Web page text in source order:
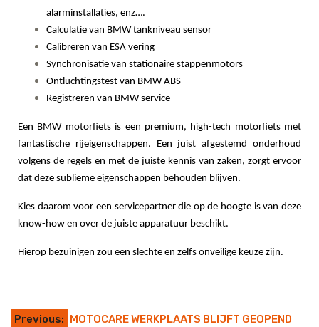
alarminstallaties, enz….
Calculatie van BMW tankniveau sensor
Calibreren van ESA vering
Synchronisatie van stationaire stappenmotors
Ontluchtingstest van BMW ABS
Registreren van BMW service
Een BMW motorfiets is een premium, high-tech motorfiets met
fantastische rijeigenschappen. Een juist afgestemd onderhoud
volgens de regels en met de juiste kennis van zaken, zorgt ervoor
dat deze sublieme eigenschappen behouden blijven.
Kies daarom voor een servicepartner die op de hoogte is van deze
know-how en over de juiste apparatuur beschikt.
Hierop bezuinigen zou een slechte en zelfs onveilige keuze zijn.
Previous: MOTOCARE WERKPLAATS BLIJFT GEOPEND